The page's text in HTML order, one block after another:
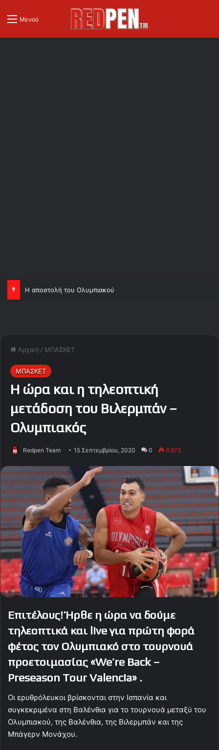
Μενού
Η αποστολή του Ολυμπιακού
Αρχική / ΜΠΑΣΚΕΤ
ΜΠΑΣΚΕΤ
Η ώρα και η τηλεοπτική
μετάδοση του Βιλερμπάν –
Ολυμπιακός
Redpen Team 15 Σεπτεμβρίου, 2020 0 6.973
Επιτέλους! Ήρθε η ώρα να δούμε
τηλεοπτικά και live για πρώτη φορά
φέτος τον Ολυμπιακό στο τουρνουά
προετοιμασίας «We’re Back –
Preseason Tour Valencia» .
Οι ερυθρόλευκοι βρίσκονται στην Ισπανία και
συγκεκριμένα στη Βαλένθια για το τουρνουά μεταξύ του
Ολυμπιακού, της Βαλένθια, της Βιλερμπάν και της
Μπάγερν Μονάχου.